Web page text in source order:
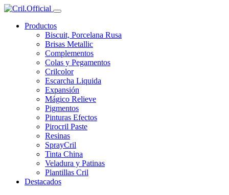
Productos
Biscuit, Porcelana Rusa
Brisas Metallic
Complementos
Colas y Pegamentos
Crilcolor
Escarcha Liquida
Expansión
Mágico Relieve
Pigmentos
Pinturas Efectos
Pirocril Paste
Resinas
SprayCril
Tinta China
Veladura y Patinas
Plantillas Cril
Destacados